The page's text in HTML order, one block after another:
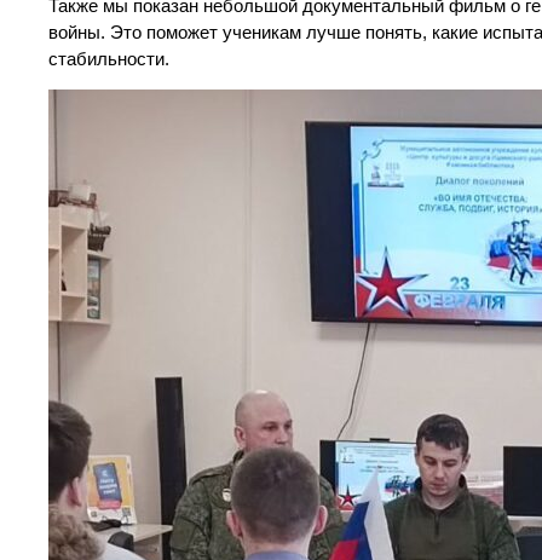
Также мы показан небольшой документальный фильм о
войны. Это поможет ученикам лучше понять, какие
стабильности.